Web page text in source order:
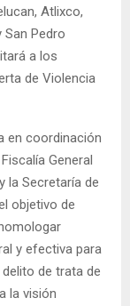
Atlixco,
Pedro
a los
de Violencia
en coordinación
General
la Secretaría de
objetivo de
y efectiva para
de trata de
la visión